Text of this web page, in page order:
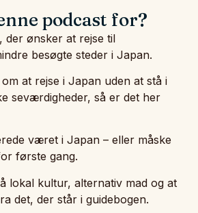
podcast for?​
der ønsker at rejse til
besøgte steder i Japan.
at rejse i Japan uden at stå i
seværdigheder, så er det her
været i Japan – eller måske
første gang.
lokal kultur, alternativ mad og at
det, der står i guidebogen.